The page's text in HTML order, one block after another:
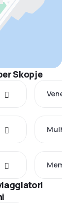
Skopje